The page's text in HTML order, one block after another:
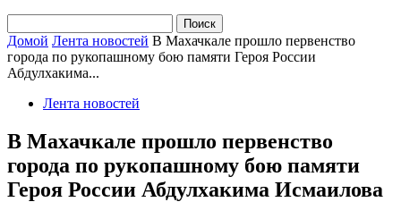
Домой Лента новостей В Махачкале прошло первенство
города по рукопашному бою памяти Героя России
Абдулхакима...
Лента новостей
В Махачкале прошло первенство
города по рукопашному бою памяти
Героя России Абдулхакима Исмаилова